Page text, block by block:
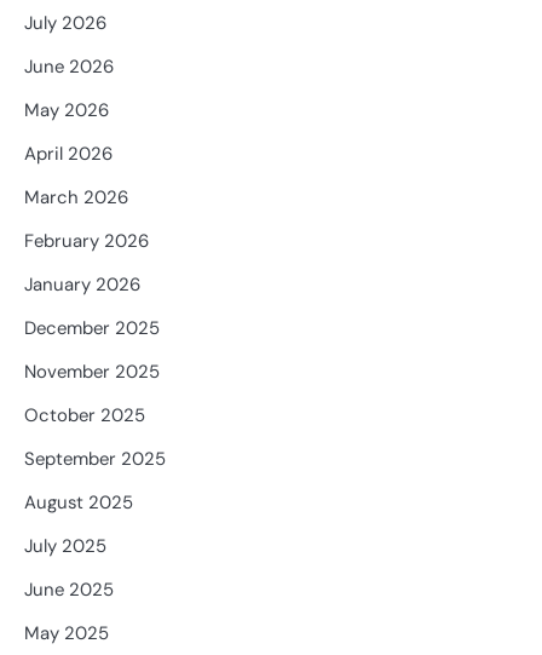
July 2026
June 2026
May 2026
April 2026
March 2026
February 2026
January 2026
December 2025
November 2025
October 2025
September 2025
August 2025
July 2025
June 2025
May 2025